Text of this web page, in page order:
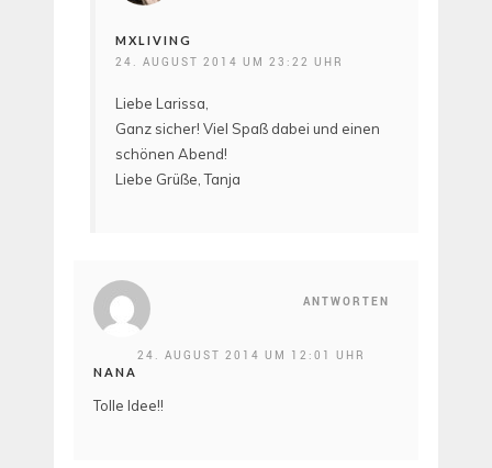
MXLIVING
24. AUGUST 2014 UM 23:22 UHR
Liebe Larissa,
Ganz sicher! Viel Spaß dabei und einen
schönen Abend!
Liebe Grüße, Tanja
ANTWORTEN
NANA
24. AUGUST 2014 UM 12:01 UHR
Tolle Idee!!